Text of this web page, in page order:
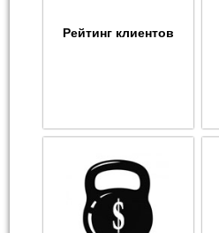
Рейтинг клиентов